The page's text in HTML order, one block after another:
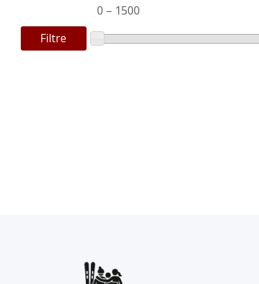
Filtre
0 – 1500